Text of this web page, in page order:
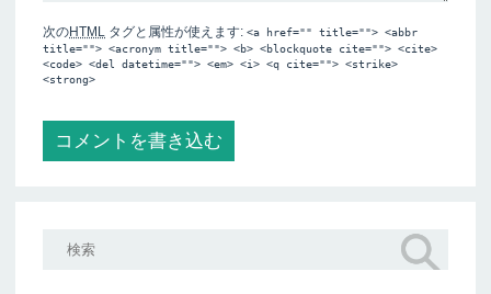
次のHTML タグと属性が使えます:<a href="" title=""> <abbr
title=""> <acronym title=""> <b> <blockquote cite=""> <cite>
<code> <del datetime=""> <em> <i> <q cite=""> <strike>
<strong>